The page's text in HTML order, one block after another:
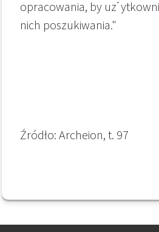
opracowania, by
nich poszukiwania."
Źródło: Archeion, t. 97